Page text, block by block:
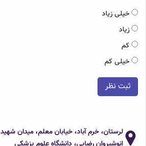
خیلی زیاد
زیاد
کم
خیلی کم
ثبت نظر
لرستان، خرم آباد، خیابان معلم، میدان شهید